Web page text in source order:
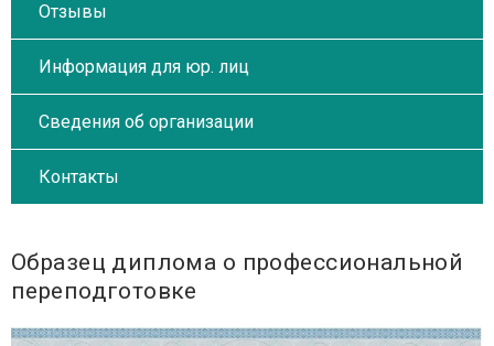
Отзывы
Информация для юр. лиц
Сведения об организации
Контакты
Образец диплома о профессиональной
переподготовке